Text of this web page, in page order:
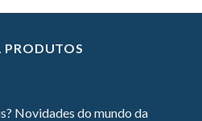
PRODUTOS
Novidades do mundo da